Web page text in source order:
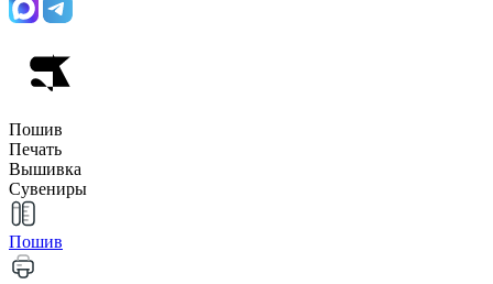
Пошив
Печать
Вышивка
Сувениры
Пошив